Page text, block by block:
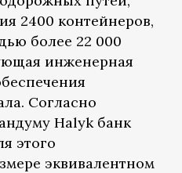
2400 контейнеров,
более 22 000
инженерная
Согласно
Halyk банк
этого
эквивалентном